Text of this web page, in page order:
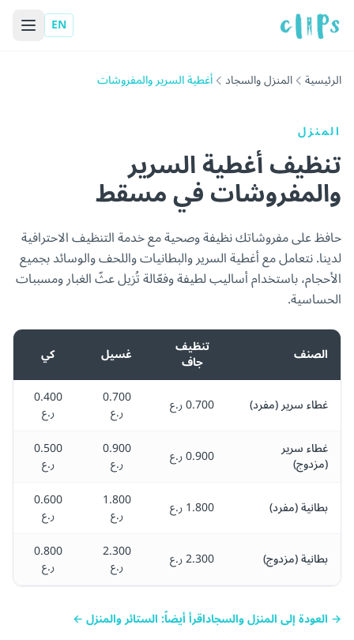
EN
الرئيسية المنزل والسجاد أغطية السرير والمفروشات
المنزل
تنظيف أغطية السرير
والمفروشات في مسقط
حافظ على مفروشاتك نظيفة وصحية مع خدمة التنظيف الاحترافية
لدينا. نتعامل مع أغطية السرير والبطانيات واللحف والوسائد بجميع
الأحجام، باستخدام أساليب لطيفة وفعّالة تُزيل عثّ الغبار ومسببات
الحساسية.
الصنف تنظيف
جاف غسيل كي
غطاء سرير (مفرد) 0.700 ر.ع 0.700
ر.ع
0.400
ر.ع
غطاء سرير
(مزدوج) 0.900 ر.ع 0.900
ر.ع
0.500
ر.ع
بطانية (مفرد)
1.800 ر.ع 1.800
ر.ع
0.600
ر.ع
بطانية (مزدوج)
2.300 ر.ع 2.300
ر.ع
0.800
ر.ع
→ العودة إلى المنزل والسجاداقرأ أيضاً: الستائر والمنزل ←